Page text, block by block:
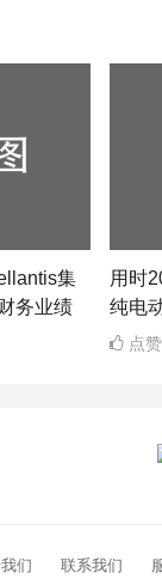
集
务业绩
用时
纯电
点
们 联系我们